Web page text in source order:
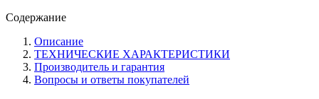
Содержание
Описание
ТЕХНИЧЕСКИЕ ХАРАКТЕРИСТИКИ
Производитель и гарантия
Вопросы и ответы покупателей